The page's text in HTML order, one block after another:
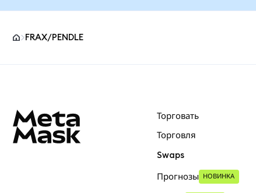
FRAX/PENDLE
Торговать
Торговля
Swaps
Прогнозы НОВИНКА